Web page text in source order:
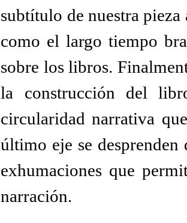
subtítulo de nuestra
como el largo tiempo
sobre los libros.
la construcción del
circularidad narrativa
último eje se
exhumaciones que
narración.